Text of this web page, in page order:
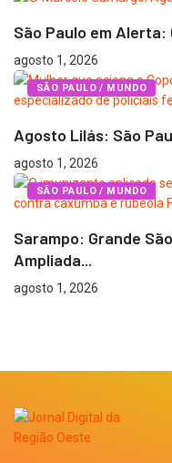
São Paulo em Alerta:
agosto 1, 2026
SÃO PAULO / MUNDO
Agosto Lilás: São
agosto 1, 2026
SÃO PAULO / MUNDO
Sarampo: Grande
Ampliada...
agosto 1, 2026